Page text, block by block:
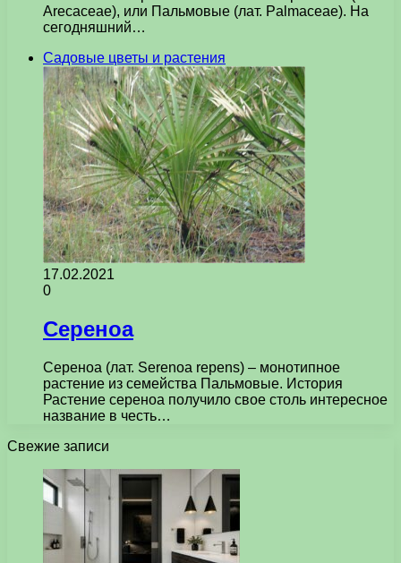
Arecaceae), или Пальмовые (лат. Palmaceae). На
сегодняшний…
Садовые цветы и растения
17.02.2021
0
Сереноа
Сереноа (лат. Serenoa repens) – монотипное
растение из семейства Пальмовые. История
Растение сереноа получило свое столь интересное
название в честь…
Свежие записи